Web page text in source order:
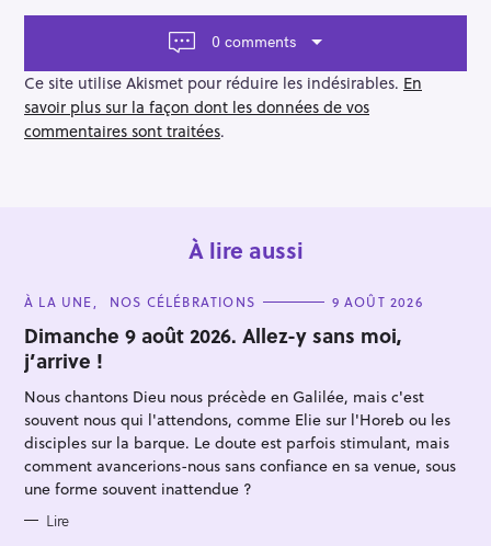
g
i
o
n
0 comments
Ce site utilise Akismet pour réduire les indésirables. En
savoir plus sur la façon dont les données de vos
commentaires sont traitées.
À lire aussi
C
T
E
G
O
I
E
S
À LA UNE NOS CÉLÉBRATIONS 9 AOÛT 2026
Dimanche 9 août 2026. Allez-y sans moi,
j’arrive !
Nous chantons Dieu nous précède en Galilée, mais c'est
souvent nous qui l'attendons, comme Elie sur l'Horeb ou les
disciples sur la barque. Le doute est parfois stimulant, mais
comment avancerions-nous sans confiance en sa venue, sous
une forme souvent inattendue ?
Lire